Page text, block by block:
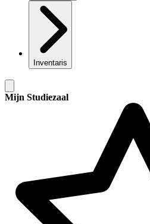
Inventaris
Mijn Studiezaal